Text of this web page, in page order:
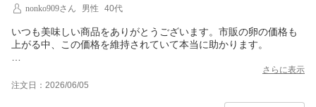
nonko909さん
男性 40代
いつも美味しい商品をありがとうございます。市販の卵の価格も
上がる中、この価格を維持されていて本当に助かります。
さらに表示
注文日：2026/06/05